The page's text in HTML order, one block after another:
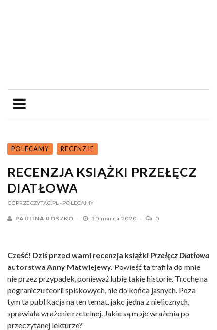
POLECAMY RECENZJE
RECENZJA KSIĄŻKI PRZEŁĘCZ
DIATŁOWA
COPRZECZYTAC.PL - POLECAMY
PAULINA ROSZKO 30 marca 2020 0
Cześć! Dziś przed wami recenzja książkiPrzełęcz Diatłowa
autorstwa Anny Matwiejewy. Powieść ta trafiła do mnie
nie przez przypadek, ponieważ lubię takie historie. Trochę na
pograniczu teorii spiskowych, nie do końca jasnych. Poza
tym ta publikacja na ten temat, jako jedna z nielicznych,
sprawiała wrażenie rzetelnej. Jakie są moje wrażenia po
przeczytanej lekturze?